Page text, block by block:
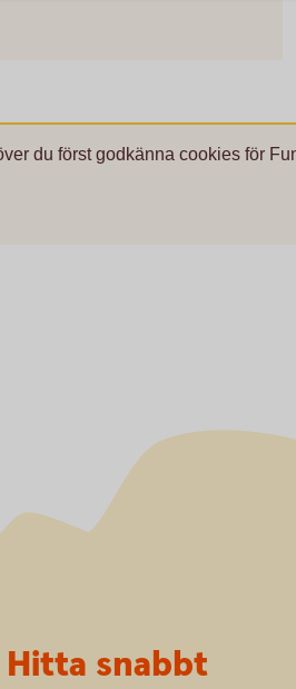
du först godkänna cookies för
Hitta snabbt